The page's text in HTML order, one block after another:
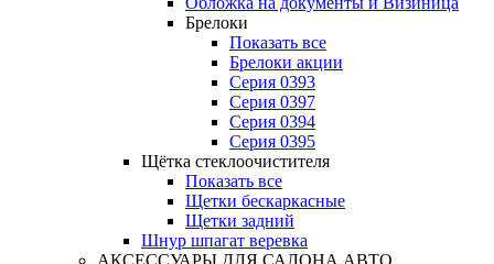
Брелоки
Показать все
Брелоки акции
Серия 0393
Серия 0397
Серия 0394
Серия 0395
Щётка стеклоочистителя
Показать все
Щетки бескаркасные
Щетки задний
Шнур шпагат веревка